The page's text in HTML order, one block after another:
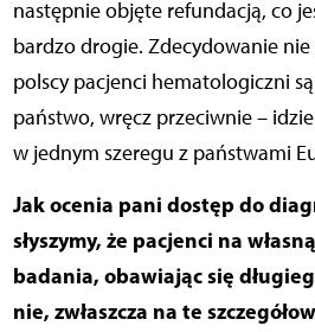
następnie objęte refundacją, co
bardzo drogie. Zdecydowanie
polscy pacjenci hematologiczni
państwo, wręcz przeciwnie –
w jednym szeregu z państwami
Jak ocenia pani dostęp do
słyszymy, że pacjenci na
badania, obawiając się
nie, zwłaszcza na te